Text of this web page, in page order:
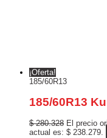
¡Oferta!
185/60R13
185/60R13
$280.328 El precio
actual es: $ 238.279.